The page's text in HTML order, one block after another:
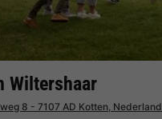
Wiltershaar
8 - 7107 AD Kotten, Nederland